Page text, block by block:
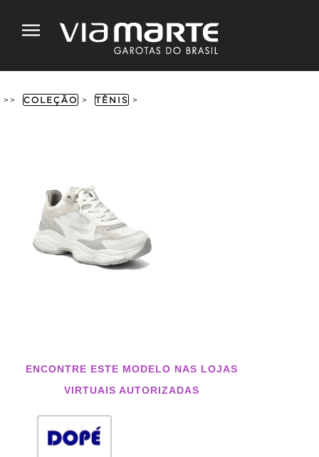
>> COLEÇÃO > TÊNIS >
ENCONTRE ESTE MODELO NAS LOJAS
VIRTUAIS AUTORIZADAS